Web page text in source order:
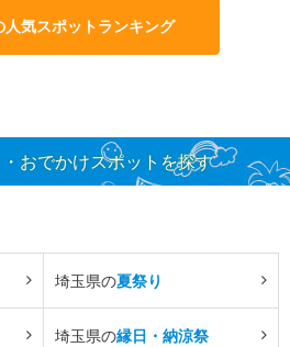
人気スポットランキング
おでかけスポットを探す
埼玉県の夏祭り
埼玉県の縁日・納涼祭